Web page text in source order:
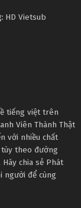
HD Vietsub
tiếng việt trên
Viên Thành Thật
với nhiều chất
tùy theo đường
chia sẻ Phát
người để cùng